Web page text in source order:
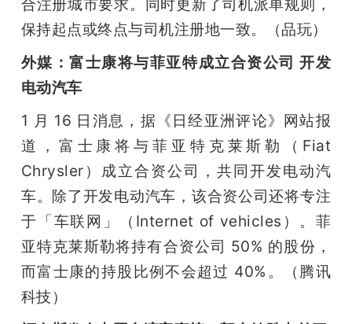
合注册城市要求。同时更新了司机派单规则，
保持起点或终点与司机注册地一致。（品玩）
外媒：富士康将与菲亚特成立合资公司 开发
电动汽车
1 月 16 日消息，据《日经亚洲评论》网站报
道，富士康将与菲亚特克莱斯勒（Fiat
Chrysler）成立合资公司，共同开发电动汽
车。除了开发电动汽车，该合资公司还将专注
于「车联网」（Internet of vehicles）。菲
亚特克莱斯勒将持有合资公司 50% 的股份，
而富士康的持股比例不会超过 40%。（腾讯
科技）